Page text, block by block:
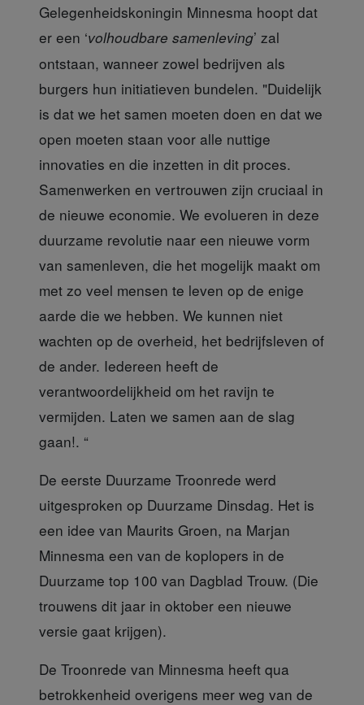
Gelegenheidskoningin Minnesma hoopt dat
er een ‘volhoudbare samenleving’ zal
ontstaan, wanneer zowel bedrijven als
burgers hun initiatieven bundelen. "Duidelijk
is dat we het samen moeten doen en dat we
open moeten staan voor alle nuttige
innovaties en die inzetten in dit proces.
Samenwerken en vertrouwen zijn cruciaal in
de nieuwe economie. We evolueren in deze
duurzame revolutie naar een nieuwe vorm
van samenleven, die het mogelijk maakt om
met zo veel mensen te leven op de enige
aarde die we hebben. We kunnen niet
wachten op de overheid, het bedrijfsleven of
de ander. Iedereen heeft de
verantwoordelijkheid om het ravijn te
vermijden. Laten we samen aan de slag
gaan!. “
De eerste Duurzame Troonrede werd
uitgesproken op Duurzame Dinsdag. Het is
een idee van Maurits Groen, na Marjan
Minnesma een van de koplopers in de
Duurzame top 100 van Dagblad Trouw. (Die
trouwens dit jaar in oktober een nieuwe
versie gaat krijgen).
De Troonrede van Minnesma heeft qua
betrokkenheid overigens meer weg van de